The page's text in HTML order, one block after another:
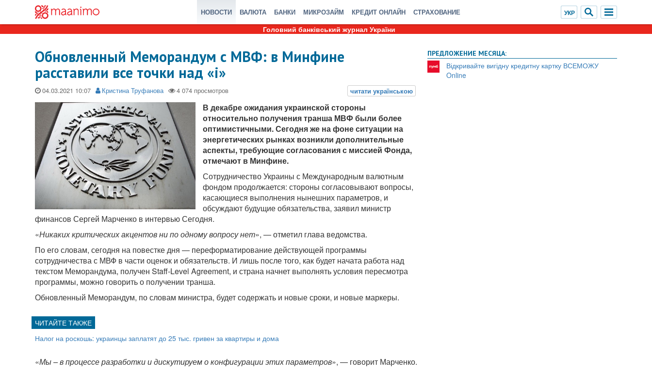
НОВОСТИ ВАЛЮТА БАНКИ МИКРОЗАЙМ КРЕДИТ ОНЛАЙН СТРАХОВАНИЕ
Головний банківський журнал України
Обновленный Меморандум с МВФ: в Минфине
расставили все точки над «і»
04.03.2021 Кристина Труфанова
В декабре ожидания украинской стороны
относительно получения транша МВФ были более
оптимистичными. Сегодня же на фоне ситуации на
энергетических рынках возникли дополнительные
аспекты, требующие согласования с миссией Фонда,
отмечают в Минфине.
Сотрудничество Украины с Международным валютным
фондом продолжается: стороны согласовывают вопросы,
касающиеся выполнения нынешних параметров, и
обсуждают будущие обязательства, заявил министр
финансов Сергей Марченко в интервью Сегодня.
«Никаких критических акцентов ни по одному вопросу нет», — отметил глава ведомства.
По его словам, сегодня на повестке дня — переформатирование действующей программы
сотрудничества с МВФ в части оценок и обязательств. И лишь после того, как будет начата работа над
текстом Меморандума, получен Staff-Level Agreement, и страна начнет выполнять условия пересмотра
программы, можно говорить о получении транша.
Обновленный Меморандум, по словам министра, будет содержать и новые сроки, и новые маркеры.
Налог на роскошь: украинцы заплатят до 25 тыс. гривен за квартиры и дома
«Мы – в процессе разработки и дискутируем о конфигурации этих параметров», — говорит Марченко.
ПРЕДЛОЖЕНИЕ МЕСЯЦА:
Відкривайте вигідну кредитну картку ВСЕМОЖУ
Online